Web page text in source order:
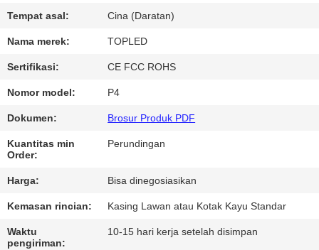
HUBUNGI
KAMI
BERITA
KASUS
NGOBROL
SEKARANG
Tempat asal: Cina (Daratan)
Nama merek: TOPLED
Sertifikasi: CE FCC ROHS
Nomor model: P4
Dokumen: Brosur Produk PDF
Kuantitas min
Order:
Perundingan
Harga: Bisa dinegosiasikan
Kemasan rincian: Kasing Lawan atau Kotak Kayu Standar
Waktu
pengiriman:
10-15 hari kerja setelah disimpan